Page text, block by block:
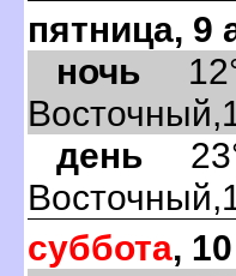
пятница, 9
ночь
день
суббота,